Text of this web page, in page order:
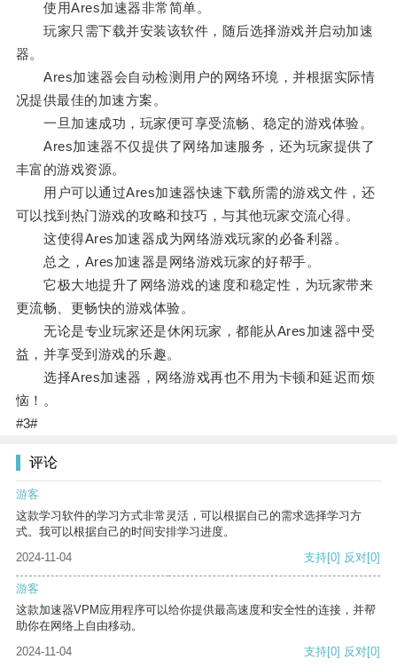
使用Ares加速器非常简单。
玩家只需下载并安装该软件，随后选择游戏并启动加速
器。
Ares加速器会自动检测用户的网络环境，并根据实际情
况提供最佳的加速方案。
一旦加速成功，玩家便可享受流畅、稳定的游戏体验。
Ares加速器不仅提供了网络加速服务，还为玩家提供了
丰富的游戏资源。
用户可以通过Ares加速器快速下载所需的游戏文件，还
可以找到热门游戏的攻略和技巧，与其他玩家交流心得。
这使得Ares加速器成为网络游戏玩家的必备利器。
总之，Ares加速器是网络游戏玩家的好帮手。
它极大地提升了网络游戏的速度和稳定性，为玩家带来
更流畅、更畅快的游戏体验。
无论是专业玩家还是休闲玩家，都能从Ares加速器中受
益，并享受到游戏的乐趣。
选择Ares加速器，网络游戏再也不用为卡顿和延迟而烦
恼！。
#3#
评论
游客
这款学习软件的学习方式非常灵活，可以根据自己的需求选择学习方
式。我可以根据自己的时间安排学习进度。
2024-11-04
支持[0] 反对[0]
游客
这款加速器VPM应用程序可以给你提供最高速度和安全性的连接，并帮
助你在网络上自由移动。
2024-11-04
支持[0] 反对[0]